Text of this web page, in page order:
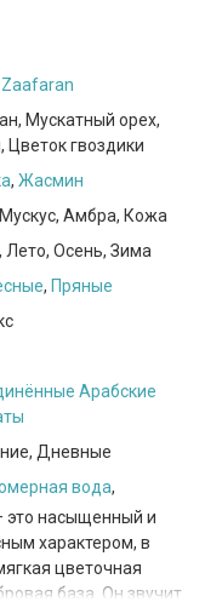
Мускатный орех,
Цветок гвоздики
, Жасмин
Амбра, Кожа
Лето, Осень, Зима
, Пряные
Арабские
Дневные
вода,
это насыщенный и
характером, в
цветочная
база. Он звучит